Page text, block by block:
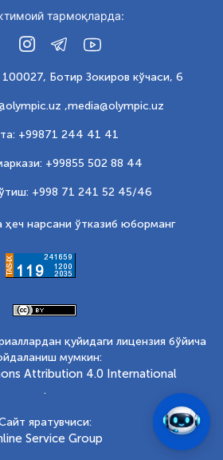
тармоқларда:
Ботир Зокиров кўчаси, 6
,media@olympic.uz
+99871 244 41 41
+99855 502 88 44
+998 71 241 52 45/46
ҳеч нарсани ўтказиб юборманг
қуйидаги лицензия бўйича
мумкин:
Attribution 4.0 International
.
яратувчиси:
Service Group